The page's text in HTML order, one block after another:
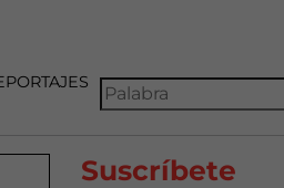
Suscríbete